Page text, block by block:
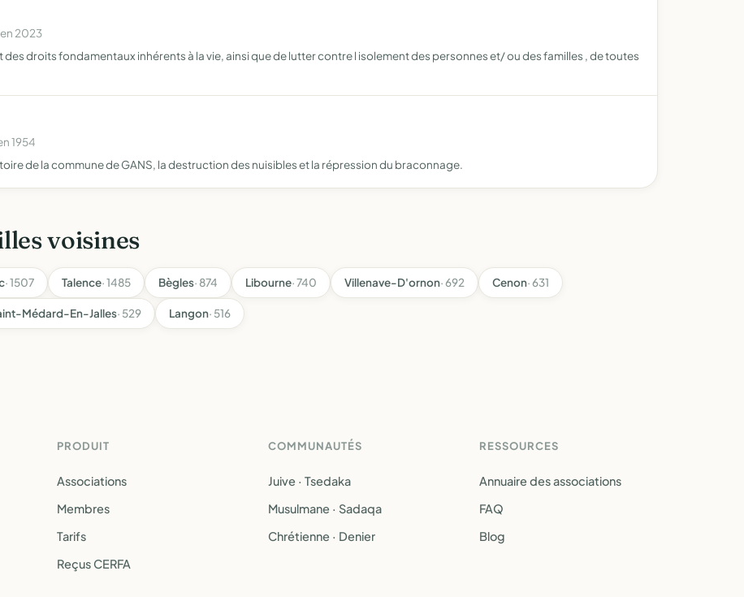
2023
droits fondamentaux inhérents à la vie, ainsi que de lutter contre l isolement des personnes et/ ou des familles , de toutes
1954
de la commune de GANS, la destruction des nuisibles et la répression du braconnage.
voisines
· 1507 Talence· 1485 Bègles· 874 Libourne· 740 Villenave-D'ornon· 692 Cenon· 631
Médard-En-Jalles· 529 Langon· 516
PRODUIT
Associations
Membres
Tarifs
Reçus CERFA
COMMUNAUTÉS
Juive · Tsedaka
Musulmane · Sadaqa
Chrétienne · Denier
RESSOURCES
Annuaire des associations
FAQ
Blog